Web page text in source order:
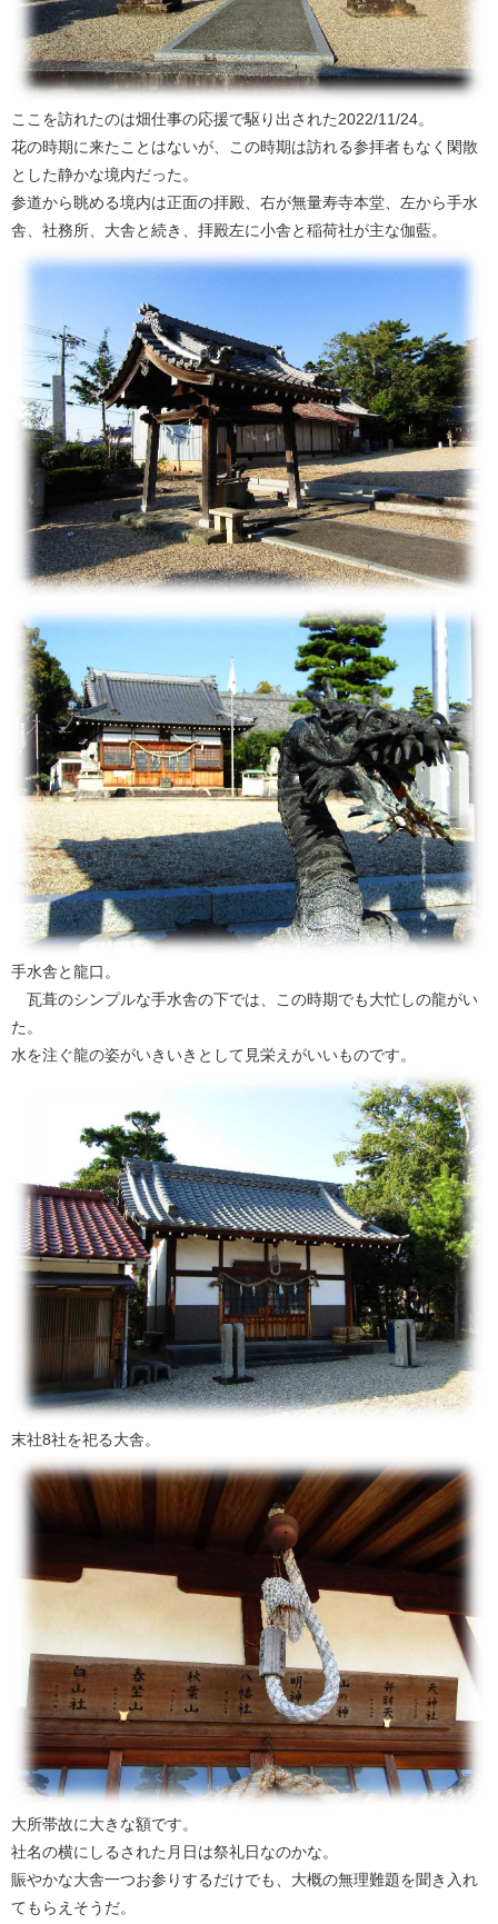
ここを訪れたのは畑仕事の応援で駆り出された2022/11/24。
花の時期に来たことはないが、この時期は訪れる参拝者もなく閑散
とした静かな境内だった。
参道から眺める境内は正面の拝殿、右が無量寿寺本堂、左から手水
舎、社務所、大舎と続き、拝殿左に小舎と稲荷社が主な伽藍。
手水舎と龍口。
瓦葺のシンプルな手水舎の下では、この時期でも大忙しの龍がい
た。
水を注ぐ龍の姿がいきいきとして見栄えがいいものです。
末社8社を祀る大舎。
大所帯故に大きな額です。
社名の横にしるされた月日は祭礼日なのかな。
賑やかな大舎一つお参りするだけでも、大概の無理難題を聞き入れ
てもらえそうだ。